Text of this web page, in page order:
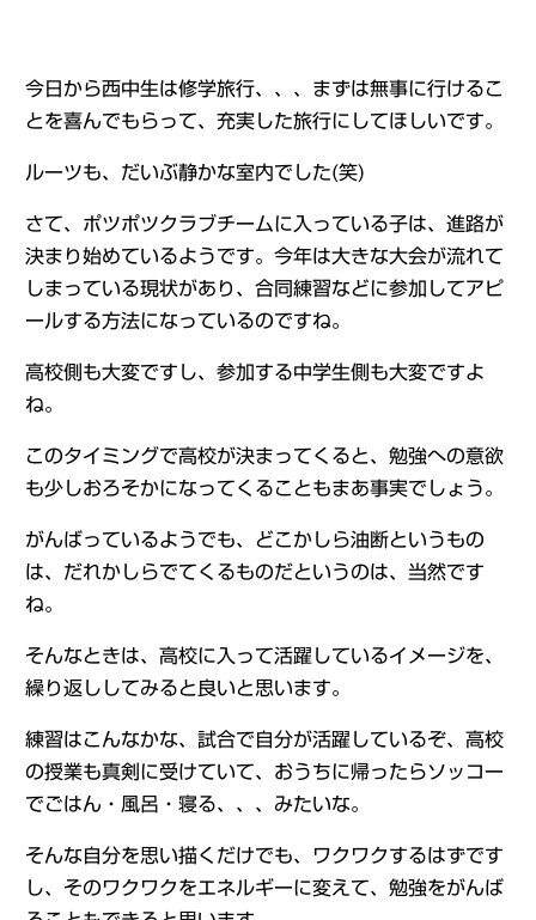
今日から西中生は修学旅行、、、まずは無事に行けるこ
とを喜んでもらって、充実した旅行にしてほしいです。
ルーツも、だいぶ静かな室内でした(笑)
さて、ポツポツクラブチームに入っている子は、進路が
決まり始めているようです。今年は大きな大会が流れて
しまっている現状があり、合同練習などに参加してアピ
ールする方法になっているのですね。
高校側も大変ですし、参加する中学生側も大変ですよ
ね。
このタイミングで高校が決まってくると、勉強への意欲
も少しおろそかになってくることもまあ事実でしょう。
がんばっているようでも、どこかしら油断というもの
は、だれかしらでてくるものだというのは、当然です
ね。
そんなときは、高校に入って活躍しているイメージを、
繰り返ししてみると良いと思います。
練習はこんなかな、試合で自分が活躍しているぞ、高校
の授業も真剣に受けていて、おうちに帰ったらソッコー
でごはん・風呂・寝る、、、みたいな。
そんな自分を思い描くだけでも、ワクワクするはずです
し、そのワクワクをエネルギーに変えて、勉強をがんば